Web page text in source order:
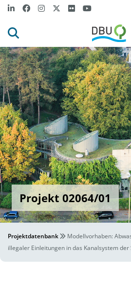
Projekt 02064/01
Projektdatenbank
Modellvorhaben:
illegaler Einleitungen in das Kanalsystem der